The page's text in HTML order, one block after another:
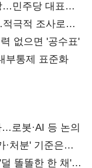
…민주당 대표로
극적 조사로
없으면 '공수표'
부통제 표준화
로봇·AI 등 논의
·처분' 기준은
똘똘한 한 채'